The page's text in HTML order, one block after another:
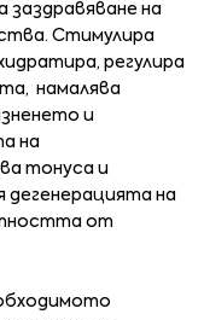
заздравяване на
Стимулира
регулира
намалява
и
на
тонуса и
на
от